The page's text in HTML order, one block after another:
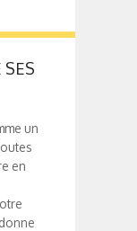
un
en